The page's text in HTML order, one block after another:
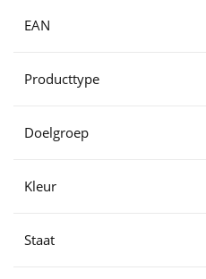
EAN
Producttype
Doelgroep
Kleur
Staat